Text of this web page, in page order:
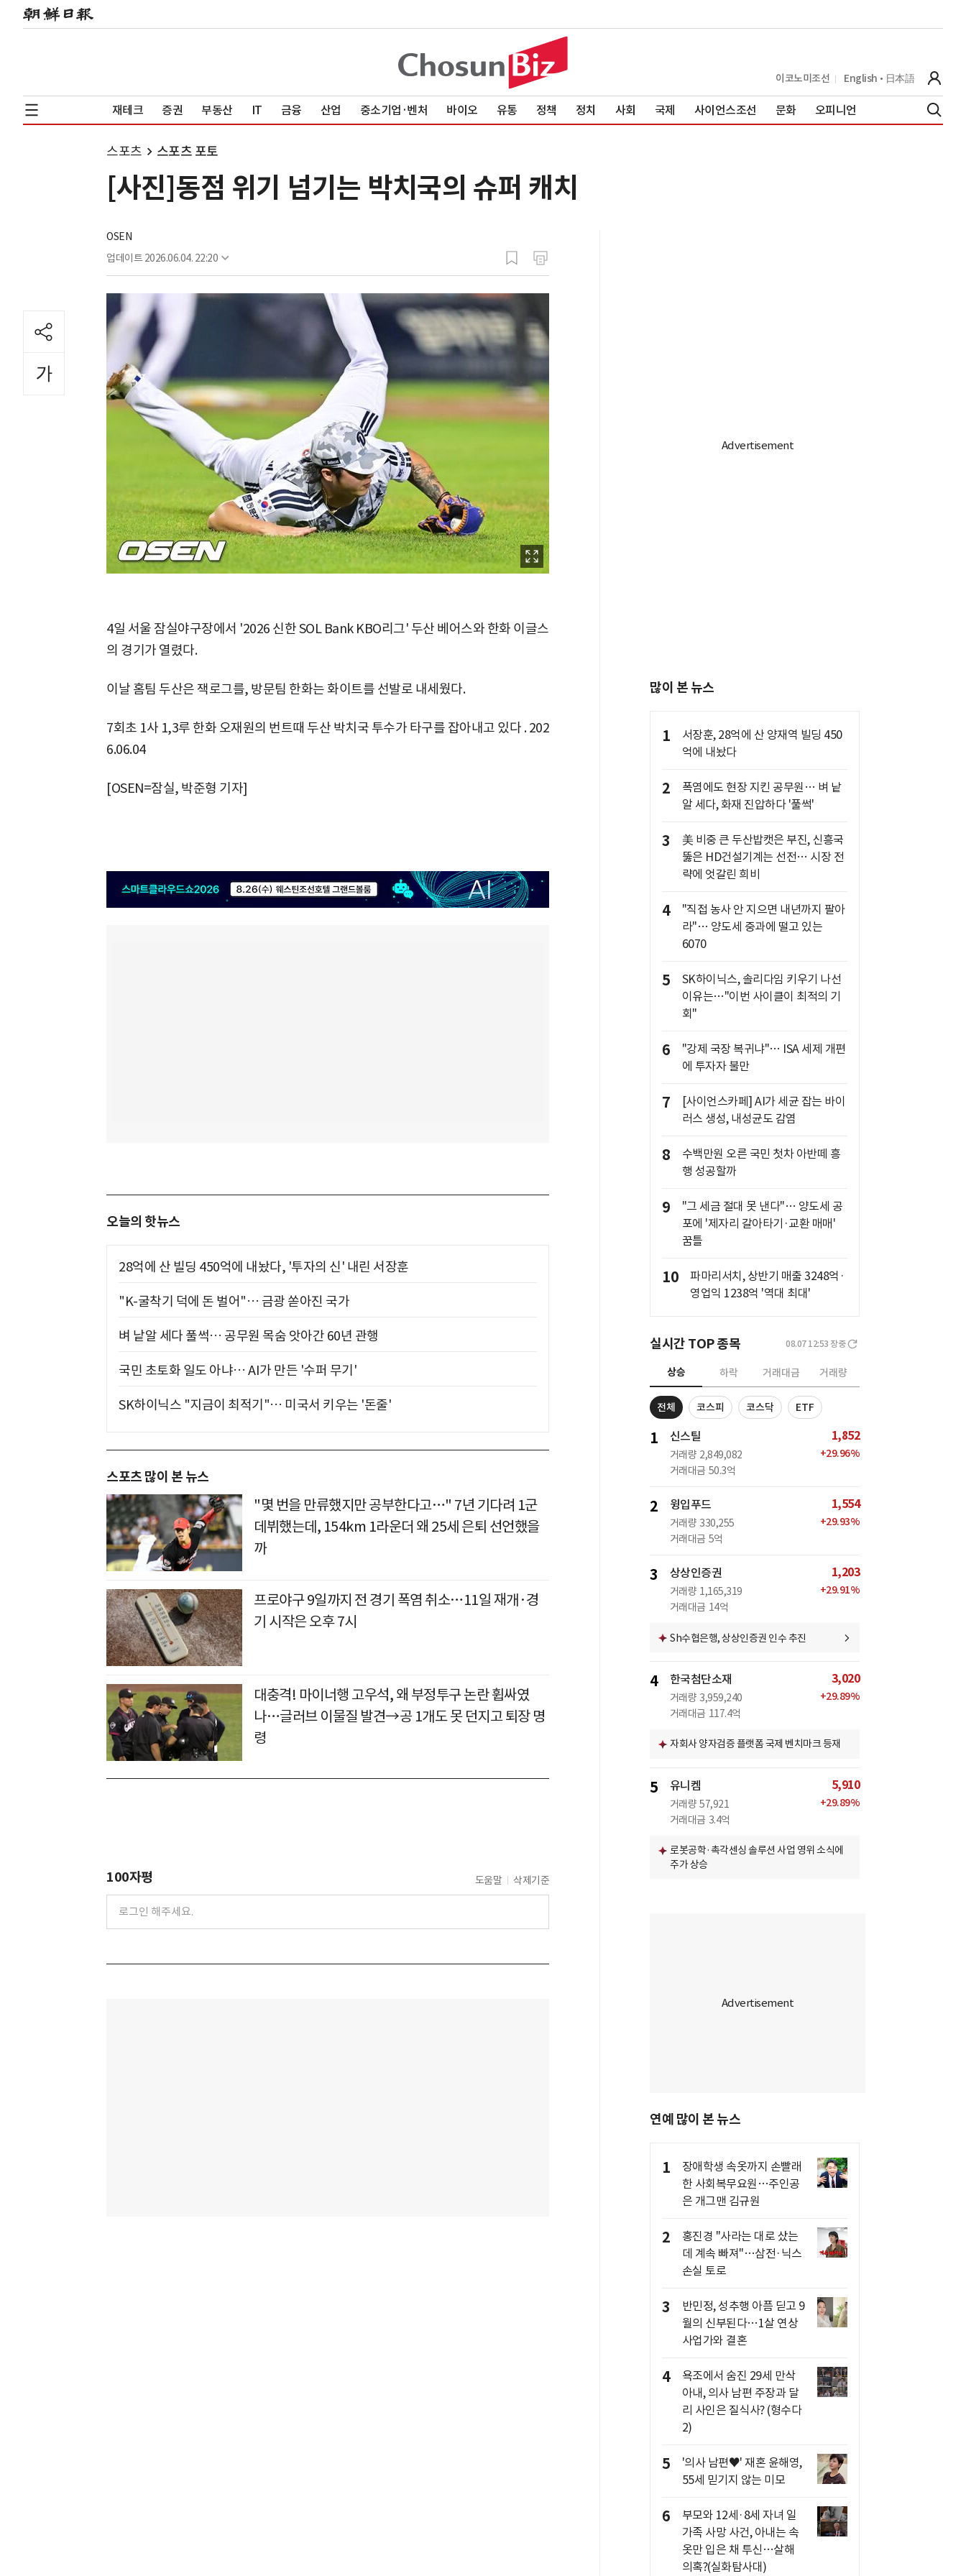
이코노미조선 English 日本語
재테크 증권 부동산 IT 금융 산업 중소기업·벤처 바이오 유통 정책 정치 사회 국제 사이언스조선 문화 오피니언
스포츠 스포츠 포토
[사진]동점 위기 넘기는 박치국의 슈퍼 캐치
OSEN
업데이트 2026.06.04. 22:20
4일 서울 잠실야구장에서 '2026 신한 SOL Bank KBO리그' 두산 베어스와 한화 이글스
의 경기가 열렸다.
이날 홈팀 두산은 잭로그를, 방문팀 한화는 화이트를 선발로 내세웠다.
7회초 1사 1,3루 한화 오재원의 번트때 두산 박치국 투수가 타구를 잡아내고 있다 . 202
6.06.04
[OSEN=잠실, 박준형 기자]
오늘의 핫뉴스
28억에 산 빌딩 450억에 내놨다, '투자의 신' 내린 서장훈
"K-굴착기 덕에 돈 벌어"… 금광 쏟아진 국가
벼 낱알 세다 풀썩… 공무원 목숨 앗아간 60년 관행
국민 초토화 일도 아냐… AI가 만든 '수퍼 무기'
SK하이닉스 "지금이 최적기"… 미국서 키우는 '돈줄'
스포츠 많이 본 뉴스
"몇 번을 만류했지만 공부한다고…" 7년 기다려 1군
데뷔했는데, 154km 1라운더 왜 25세 은퇴 선언했을
까
프로야구 9일까지 전 경기 폭염 취소…11일 재개·경
기 시작은 오후 7시
대충격! 마이너행 고우석, 왜 부정투구 논란 휩싸였
나…글러브 이물질 발견→공 1개도 못 던지고 퇴장 명
령
100자평 도움말 삭제기준
많이 본 뉴스
1
서장훈, 28억에 산 양재역 빌딩 450
억에 내놨다
2
폭염에도 현장 지킨 공무원… 벼 낱
알 세다, 화재 진압하다 '풀썩'
3
美 비중 큰 두산밥캣은 부진, 신흥국
뚫은 HD건설기계는 선전… 시장 전
략에 엇갈린 희비
4
"직접 농사 안 지으면 내년까지 팔아
라"… 양도세 중과에 떨고 있는
6070
5
SK하이닉스, 솔리다임 키우기 나선
이유는…"이번 사이클이 최적의 기
회"
6
"강제 국장 복귀냐"… ISA 세제 개편
에 투자자 불만
7
[사이언스카페] AI가 세균 잡는 바이
러스 생성, 내성균도 감염
8
수백만원 오른 국민 첫차 아반떼 흥
행 성공할까
9
"그 세금 절대 못 낸다"… 양도세 공
포에 '제자리 갈아타기·교환 매매'
꿈틀
10
파마리서치, 상반기 매출 3248억·
영업익 1238억 '역대 최대'
실시간 TOP 종목 08.07 12:53 장중
상승 하락 거래대금 거래량
전체 코스피 코스닥 ETF
1 신스틸
거래량 2,849,082
거래대금 50.3억
1,852
+29.96%
2 윙입푸드
거래량 330,255
거래대금 5억
1,554
+29.93%
3 상상인증권
거래량 1,165,319
거래대금 14억
1,203
+29.91%
Sh수협은행, 상상인증권 인수 추진
4 한국첨단소재
거래량 3,959,240
거래대금 117.4억
3,020
+29.89%
자회사 양자검증 플랫폼 국제 벤치마크 등재
5 유니켐
거래량 57,921
거래대금 3.4억
5,910
+29.89%
로봇공학·촉각센싱 솔루션 사업 영위 소식에
주가 상승
연예 많이 본 뉴스
1
장애학생 속옷까지 손빨래
한 사회복무요원…주인공
은 개그맨 김규원
2
홍진경 "사라는 대로 샀는
데 계속 빠져"…삼전·닉스
손실 토로
3
반민정, 성추행 아픔 딛고 9
월의 신부된다…1살 연상
사업가와 결혼
4
욕조에서 숨진 29세 만삭
아내, 의사 남편 주장과 달
리 사인은 질식사? (형수다
2)
5
'의사 남편♥' 재혼 윤해영,
55세 믿기지 않는 미모
6
부모와 12세·8세 자녀 일
가족 사망 사건, 아내는 속
옷만 입은 채 투신…살해
의혹?(실화탐사대)